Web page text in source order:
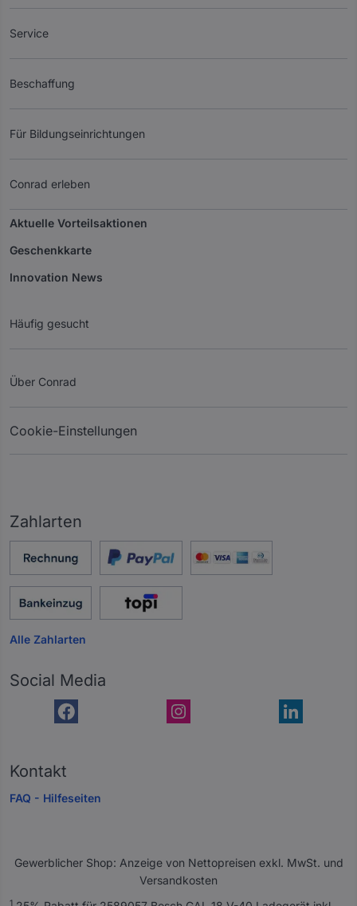
Service
Beschaffung
Für Bildungseinrichtungen
Conrad erleben
Aktuelle Vorteilsaktionen
Geschenkkarte
Innovation News
Häufig gesucht
Über Conrad
Cookie-Einstellungen
Zahlarten
Alle Zahlarten
Social Media
Kontakt
FAQ - Hilfeseiten
Gewerblicher Shop: Anzeige von Nettopreisen exkl. MwSt. und
Versandkosten
A
1